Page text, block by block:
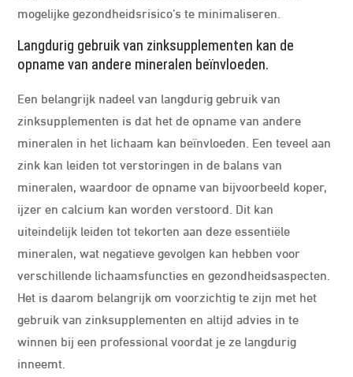
mogelijke gezondheidsrisico’s te minimaliseren.
Langdurig gebruik van zinksupplementen kan de
opname van andere mineralen beïnvloeden.
Een belangrijk nadeel van langdurig gebruik van
zinksupplementen is dat het de opname van andere
mineralen in het lichaam kan beïnvloeden. Een teveel aan
zink kan leiden tot verstoringen in de balans van
mineralen, waardoor de opname van bijvoorbeeld koper,
ijzer en calcium kan worden verstoord. Dit kan
uiteindelijk leiden tot tekorten aan deze essentiële
mineralen, wat negatieve gevolgen kan hebben voor
verschillende lichaamsfuncties en gezondheidsaspecten.
Het is daarom belangrijk om voorzichtig te zijn met het
gebruik van zinksupplementen en altijd advies in te
winnen bij een professional voordat je ze langdurig
inneemt.